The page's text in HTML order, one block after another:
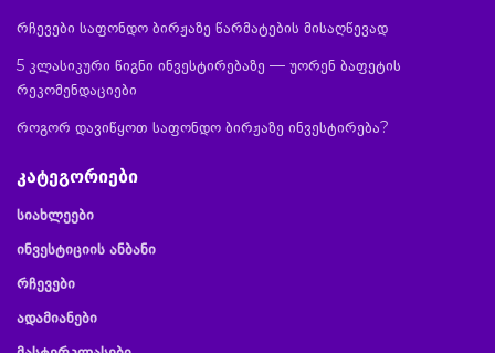
რჩევები საფონდო ბირჟაზე წარმატების მისაღწევად
5 კლასიკური წიგნი ინვესტირებაზე — უორენ ბაფეტის
რეკომენდაციები
როგორ დავიწყოთ საფონდო ბირჟაზე ინვესტირება?
კატეგორიები
სიახლეები
ინვესტიციის ანბანი
რჩევები
ადამიანები